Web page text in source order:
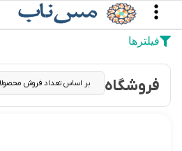
فیلترها
فروشگاه